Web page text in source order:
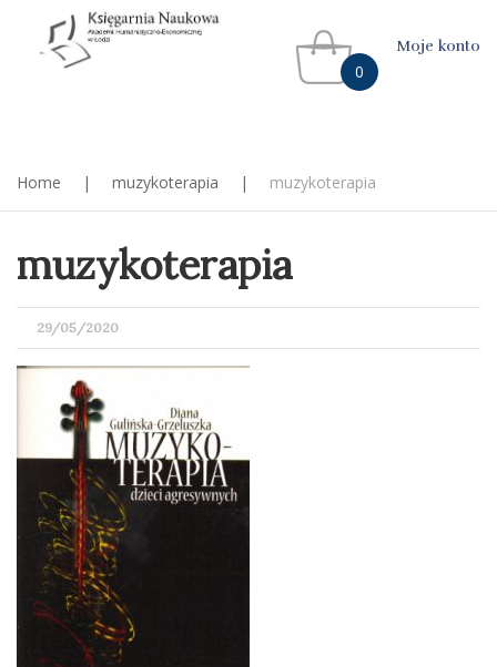
0
Moje konto
Home | muzykoterapia | muzykoterapia
muzykoterapia
POSTED
ON
29/05/2020